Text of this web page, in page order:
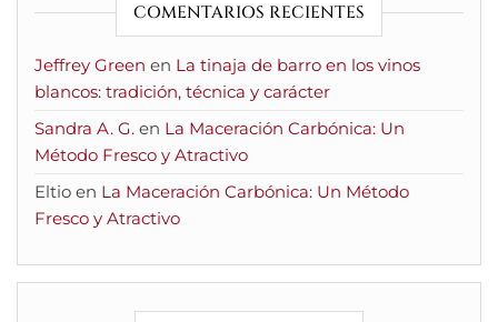
COMENTARIOS RECIENTES
Jeffrey Green en La tinaja de barro en los vinos
blancos: tradición, técnica y carácter
Sandra A. G. en La Maceración Carbónica: Un
Método Fresco y Atractivo
Eltio en La Maceración Carbónica: Un Método
Fresco y Atractivo